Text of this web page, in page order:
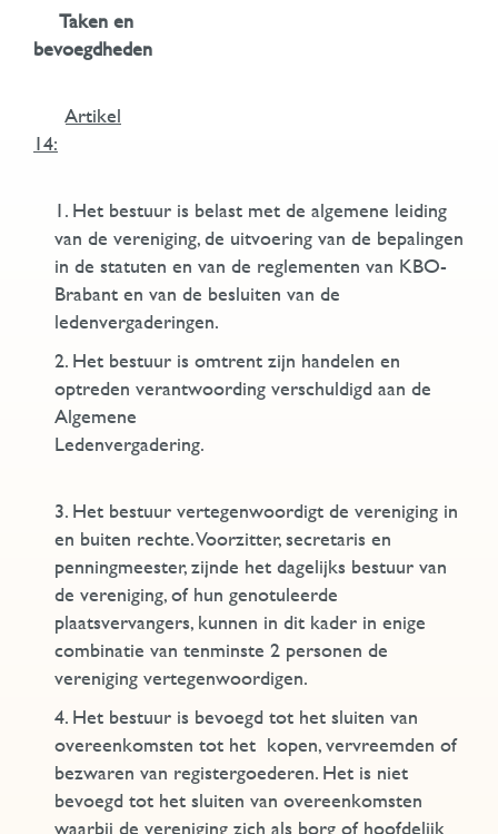
Taken en
bevoegdheden
Artikel
14:
1. Het bestuur is belast met de algemene leiding
van de vereniging, de uitvoering van de bepalingen
in de statuten en van de reglementen van KBO-
Brabant en van de besluiten van de
ledenvergaderingen.
2. Het bestuur is omtrent zijn handelen en
optreden verantwoording verschuldigd aan de
Algemene
Ledenvergadering.
3. Het bestuur vertegenwoordigt de vereniging in
en buiten rechte. Voorzitter, secretaris en
penningmeester, zijnde het dagelijks bestuur van
de vereniging, of hun genotuleerde
plaatsvervangers, kunnen in dit kader in enige
combinatie van tenminste 2 personen de
vereniging vertegenwoordigen.
4. Het bestuur is bevoegd tot het sluiten van
overeenkomsten tot het kopen, vervreemden of
bezwaren van registergoederen. Het is niet
bevoegd tot het sluiten van overeenkomsten
waarbij de vereniging zich als borg of hoofdelijk